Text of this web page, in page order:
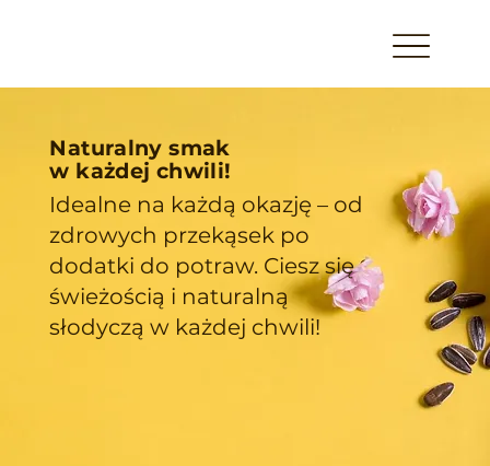
Naturalny smak
w każdej chwili!
Idealne na każdą okazję – od
zdrowych przekąsek po
dodatki do potraw. Ciesz się
świeżością i naturalną
słodyczą w każdej chwili!